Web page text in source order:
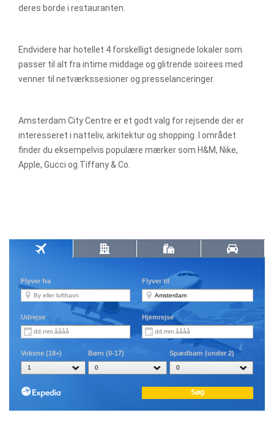
deres borde i restauranten.
Endvidere har hotellet 4 forskelligt designede lokaler som
passer til alt fra intime middage og glitrende soirees med
venner til netværkssesioner og presselanceringer.
Amsterdam City Centre er et godt valg for rejsende der er
interesseret i natteliv, arkitektur og shopping. I området
finder du eksempelvis populære mærker som H&M, Nike,
Apple, Gucci og Tiffany & Co.